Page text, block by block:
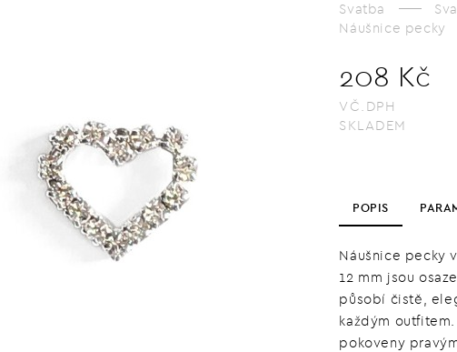
Svatba
Náušnice pecky
208 Kč
VČ.DPH
SKLADEM
POPIS
Náušnice pecky
12 mm jsou
působí čistě,
každým
pokoveny